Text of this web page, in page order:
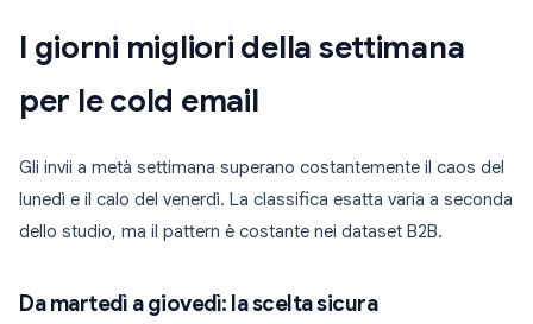
I giorni migliori della settimana
per le cold email
Gli invii a metà settimana superano costantemente il caos del
lunedì e il calo del venerdì. La classifica esatta varia a seconda
dello studio, ma il pattern è costante nei dataset B2B.
Da martedì a giovedì: la scelta sicura